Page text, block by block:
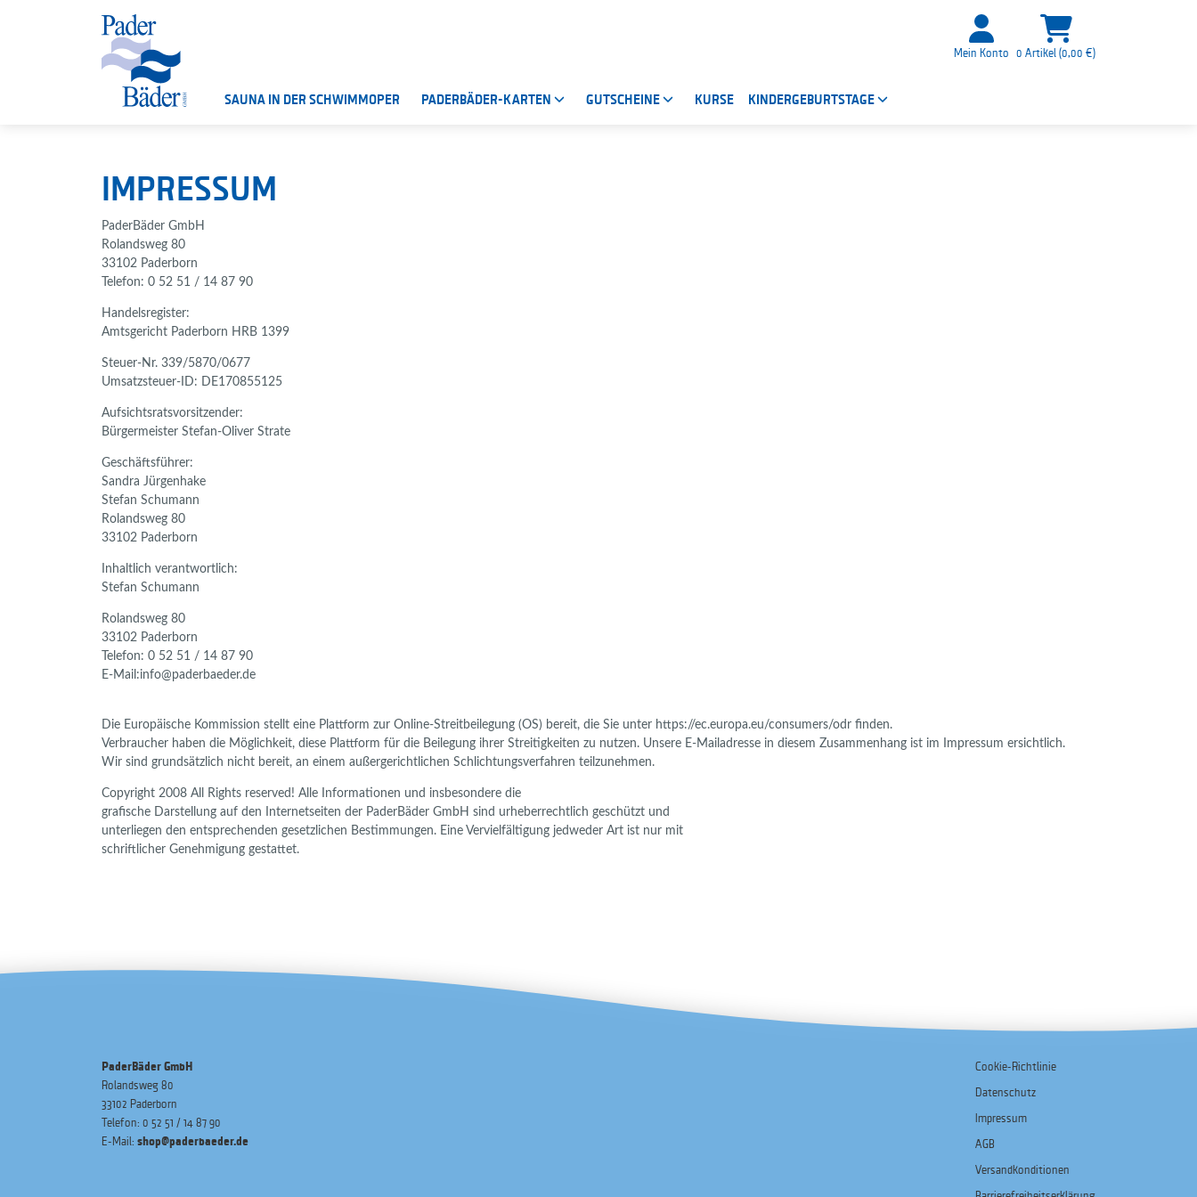
Mein Konto 0 Artikel (0,00 €)
SAUNA IN DER SCHWIMMOPER PADERBÄDER-KARTEN GUTSCHEINE KURSE KINDERGEBURTSTAGE
IMPRESSUM
PaderBäder GmbH
Rolandsweg 80
33102 Paderborn
Telefon: 0 52 51 / 14 87 90
Handelsregister:
Amtsgericht Paderborn HRB 1399
Steuer-Nr. 339/5870/0677
Umsatzsteuer-ID: DE170855125
Aufsichtsratsvorsitzender:
Bürgermeister Stefan-Oliver Strate
Geschäftsführer:
Sandra Jürgenhake
Stefan Schumann
Rolandsweg 80
33102 Paderborn
Inhaltlich verantwortlich:
Stefan Schumann
Rolandsweg 80
33102 Paderborn
Telefon: 0 52 51 / 14 87 90
E-Mail:info@paderbaeder.de
Die Europäische Kommission stellt eine Plattform zur Online-Streitbeilegung (OS) bereit, die Sie unter https://ec.europa.eu/consumers/odr finden.
Verbraucher haben die Möglichkeit, diese Plattform für die Beilegung ihrer Streitigkeiten zu nutzen. Unsere E-Mailadresse in diesem Zusammenhang ist im Impressum ersichtlich.
Wir sind grundsätzlich nicht bereit, an einem außergerichtlichen Schlichtungsverfahren teilzunehmen.
Copyright 2008 All Rights reserved! Alle Informationen und insbesondere die
grafische Darstellung auf den Internetseiten der PaderBäder GmbH sind urheberrechtlich geschützt und
unterliegen den entsprechenden gesetzlichen Bestimmungen. Eine Vervielfältigung jedweder Art ist nur mit
schriftlicher Genehmigung gestattet.
PaderBäder GmbH
Rolandsweg 80
33102 Paderborn
Telefon: 0 52 51 / 14 87 90
E-Mail: shop@paderbaeder.de
Cookie-Richtlinie
Datenschutz
Impressum
AGB
Versandkonditionen